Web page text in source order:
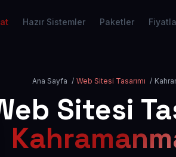
Hazır Sistemler Paketler
Ana Sayfa / Web Sitesi Tasarımı /
Sitesi